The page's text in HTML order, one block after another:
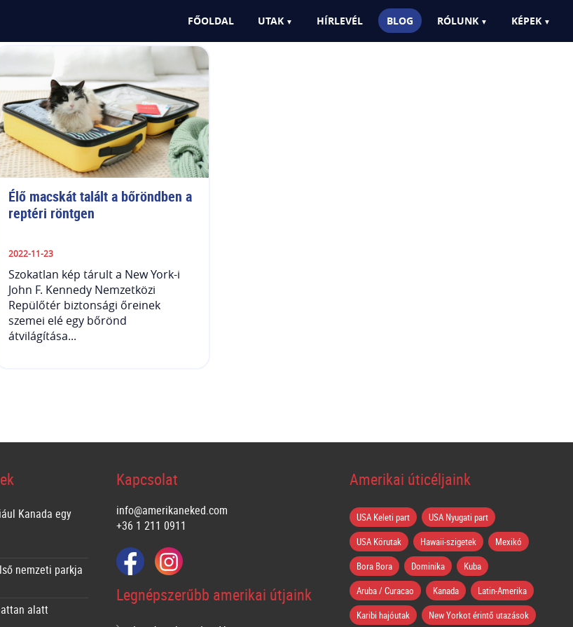
FŐOLDAL UTAK HÍRLEVÉL BLOG RÓLUNK KÉPEK
Élő macskát talált a bőröndben a
reptéri röntgen
2022-11-23
Szokatlan kép tárult a New York-i
John F. Kennedy Nemzetközi
Repülőtér biztonsági őreinek
szemei elé egy bőrönd
átvilágítása...
Kanada egy
nemzeti parkja
alatt
Kapcsolat
info@amerikaneked.com
+36 1 211 0911
Legnépszerűbb amerikai útjaink
Amerikai úticéljaink
USA Keleti part
USA Nyugati part
USA Körutak
Hawaii-szigetek
Mexikó
Bora Bora
Dominika
Kuba
Aruba / Curacao
Kanada
Latin-Amerika
Karibi hajóutak
New Yorkot érintő utazások